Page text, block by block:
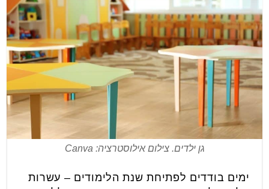
גן ילדים. צילום אילוסטרציה: Canva
ימים בודדים לפתיחת שנת הלימודים – עשרות